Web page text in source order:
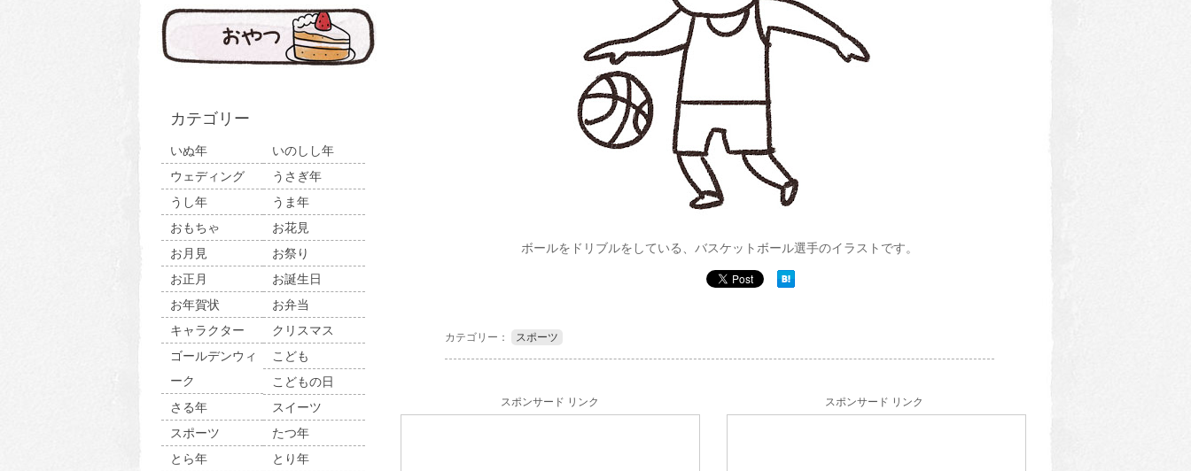
カテゴリー
いぬ年
いのしし年
ウェディング
うさぎ年
うし年
うま年
おもちゃ
お花見
お月見
お祭り
お正月
お誕生日
お年賀状
お弁当
キャラクター
クリスマス
ゴールデンウィ
ーク
こども
こどもの日
さる年
スイーツ
スポーツ
たつ年
とら年
とり年
ボールをドリブルをしている、バスケットボール選手のイラストです。
カテゴリー： スポーツ
スポンサード リンク スポンサード リンク